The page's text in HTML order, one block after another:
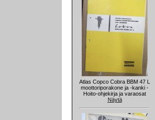
Atlas Copco Cobra BBM 47 L
moottoriporakone ja -kanki -
Hoito-ohjekirja ja varaosat
Näytä